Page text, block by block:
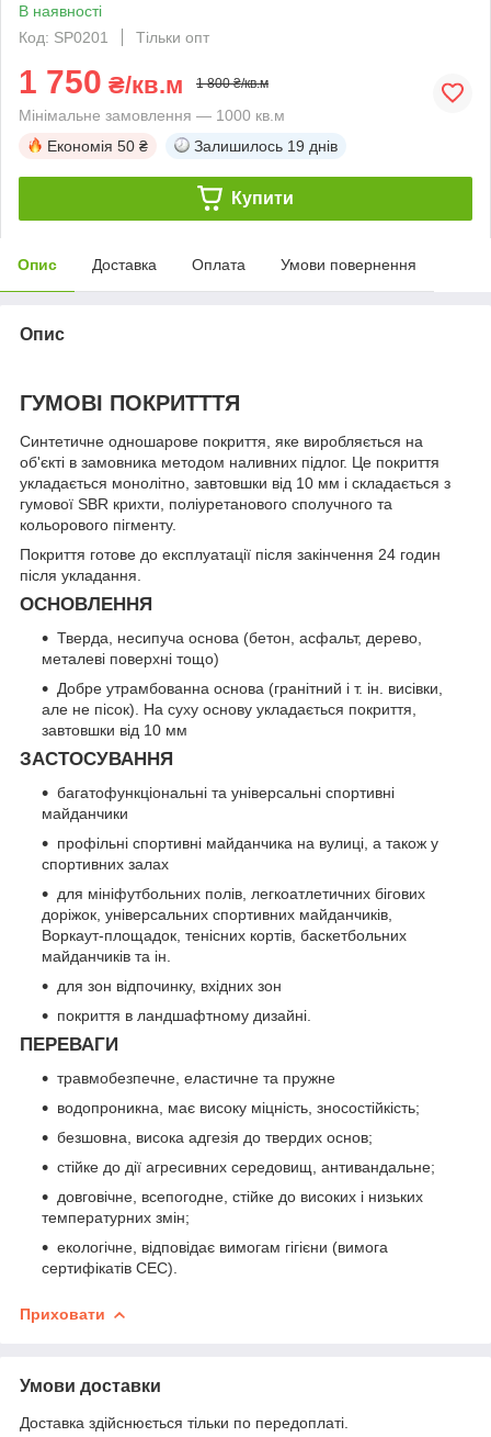
В наявності
Код: SP0201
Тільки опт
1 750 ₴/кв.м 1 800 ₴/кв.м
Мінімальне замовлення — 1000 кв.м
Економія 50 ₴ Залишилось 19 днів
Купити
Опис Доставка Оплата Умови повернення
Опис
ГУМОВІ ПОКРИТТТЯ
Синтетичне одношарове покриття, яке виробляється на
об'єкті в замовника методом наливних підлог. Це покриття
укладається монолітно, завтовшки від 10 мм і складається з
гумової SBR крихти, поліуретанового сполучного та
кольорового пігменту.
Покриття готове до експлуатації після закінчення 24 годин
після укладання.
ОСНОВЛЕННЯ
Тверда, несипуча основа (бетон, асфальт, дерево,
металеві поверхні тощо)
Добре утрамбованна основа (гранітний і т. ін. висівки,
але не пісок). На суху основу укладається покриття,
завтовшки від 10 мм
ЗАСТОСУВАННЯ
багатофункціональні та універсальні спортивні
майданчики
профільні спортивні майданчика на вулиці, а також у
спортивних залах
для мініфутбольних полів, легкоатлетичних бігових
доріжок, універсальних спортивних майданчиків,
Воркаут-площадок, тенісних кортів, баскетбольних
майданчиків та ін.
для зон відпочинку, вхідних зон
покриття в ландшафтному дизайні.
ПЕРЕВАГИ
травмобезпечне, еластичне та пружне
водопроникна, має високу міцність, зносостійкість;
безшовна, висока адгезія до твердих основ;
стійке до дії агресивних середовищ, антивандальне;
довговічне, всепогодне, стійке до високих і низьких
температурних змін;
екологічне, відповідає вимогам гігієни (вимога
сертифікатів СЕС).
Приховати
Умови доставки
Доставка здійснюється тільки по передоплаті.